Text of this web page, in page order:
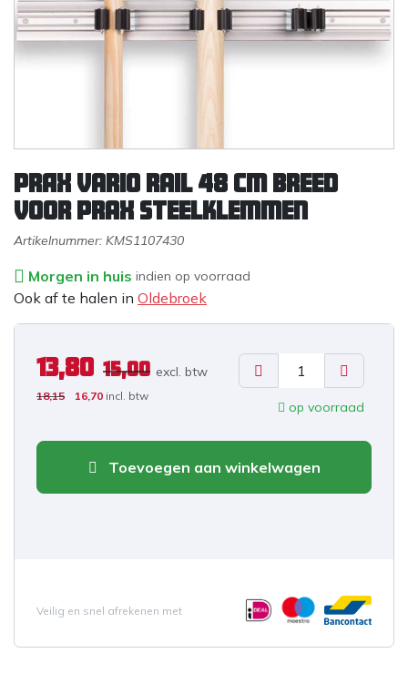
PRAX Vario rail 48 cm breed
voor Prax steelklemmen
Artikelnummer: KMS1107430
Morgen in huis indien op voorraad
Ook af te halen in Oldebroek
13,80 15,00 excl. btw
18,15 16,70 incl. btw
op voorraad
Toevoegen aan winkelwagen
Veilig en snel afrekenen met